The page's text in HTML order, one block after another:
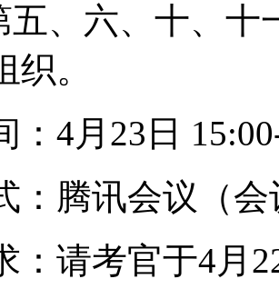
五、六、十、
。
：4月23日
：腾讯会议（会
：请考官于4月